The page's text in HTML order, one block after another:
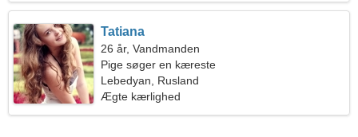
Tatiana
26 år, Vandmanden
Pige søger en kæreste
Lebedyan, Rusland
Ægte kærlighed